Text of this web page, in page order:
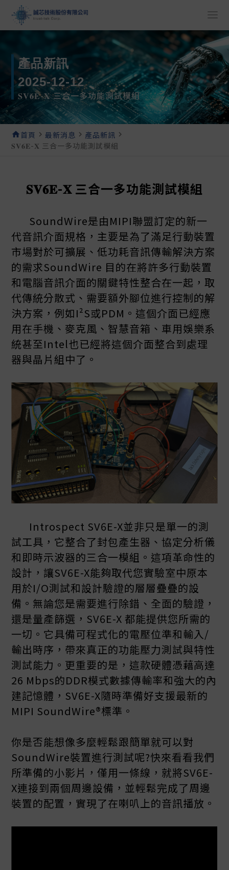
產品新訊
2025-12-12
𝐒𝐕𝟔𝐄-𝐗 三合一多功能測試模組
home首頁 navigate_next最新消息 navigate_next 產品新訊 navigate_next
𝐒𝐕𝟔𝐄-𝐗 三合一多功能測試模組
𝐒𝐕𝟔𝐄-𝐗 三合一多功能測試模組
SoundWire是由MIPI聯盟訂定的新一
代音訊介面規格，主要是為了滿足行動裝置
市場對於可擴展、低功耗音訊傳輸解決方案
的需求SoundWire 目的在將許多行動裝置
和電腦音訊介面的關鍵特性整合在一起，取
代傳統分散式、需要額外腳位進行控制的解
決方案，例如I²S或PDM。這個介面已經應
用在手機、麥克風、智慧音箱、車用娛樂系
統甚至Intel也已經將這個介面整合到處理
器與晶片組中了。
Introspect SV6E-X並非只是單一的測
試工具，它整合了封包產生器、協定分析儀
和即時示波器的三合一模組。這項革命性的
設計，讓SV6E-X能夠取代您實驗室中原本
用於I/O測試和設計驗證的層層疊疊的設
備。無論您是需要進行除錯、全面的驗證，
還是量產篩選，SV6E-X 都能提供您所需的
一切。它具備可程式化的電壓位準和輸入/
輸出時序，帶來真正的功能壓力測試與特性
測試能力。更重要的是，這款硬體憑藉高達
26 Mbps的DDR模式數據傳輸率和強大的內
建記憶體，SV6E-X隨時準備好支援最新的
MIPI SoundWire®標準。
你是否能想像多麼輕鬆跟簡單就可以對
SoundWire裝置進行測試呢?快來看看我們
所準備的小影片，僅用一條線，就將SV6E-
X連接到兩個周邊設備，並輕鬆完成了周邊
裝置的配置，實現了在喇叭上的音訊播放。